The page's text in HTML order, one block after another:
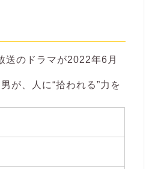
のドラマが2022年6月
が、人に“拾われる”力を